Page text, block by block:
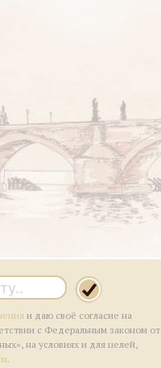
и даю своё согласие на
с Федеральным законом от
на условиях и для целей,
.